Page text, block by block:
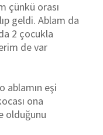
çünkü orası
geldi. Ablam da
2 çocukla
de var
ablamın eşi
ona
olduğunu